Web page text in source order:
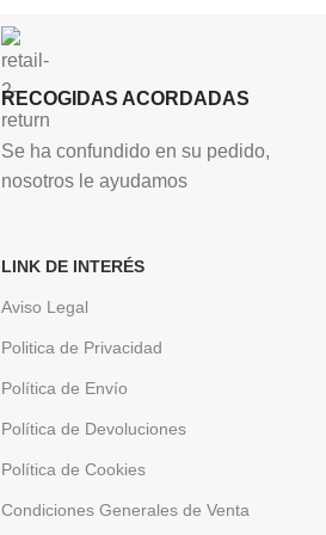
RECOGIDAS ACORDADAS
Se ha confundido en su pedido,
nosotros le ayudamos
LINK DE INTERÉS
Aviso Legal
Politica de Privacidad
Política de Envío
Política de Devoluciones
Política de Cookies
Condiciones Generales de Venta